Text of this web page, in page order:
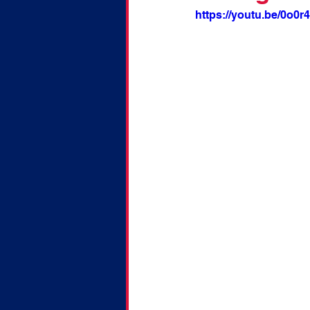
doctorat Discussion
https://youtu.be/